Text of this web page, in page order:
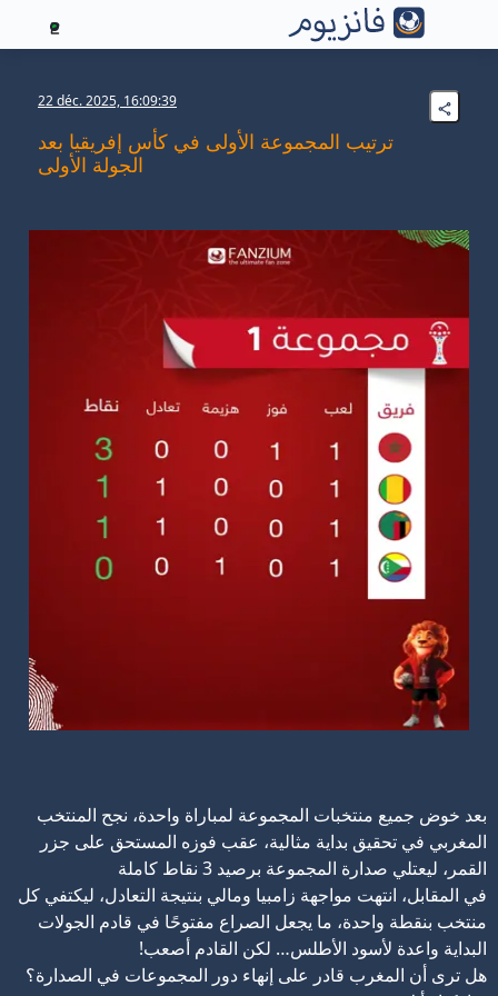
2
22 déc. 2025, 16:09:39
ترتيب المجموعة الأولى في كأس إفريقيا بعد
الجولة الأولى
بعد خوض جميع منتخبات المجموعة لمباراة واحدة، نجح المنتخب
المغربي في تحقيق بداية مثالية، عقب فوزه المستحق على جزر
القمر، ليعتلي صدارة المجموعة برصيد 3 نقاط كاملة
في المقابل، انتهت مواجهة زامبيا ومالي بنتيجة التعادل، ليكتفي كل
منتخب بنقطة واحدة، ما يجعل الصراع مفتوحًا في قادم الجولات
البداية واعدة لأسود الأطلس… لكن القادم أصعب!
هل ترى أن المغرب قادر على إنهاء دور المجموعات في الصدارة؟